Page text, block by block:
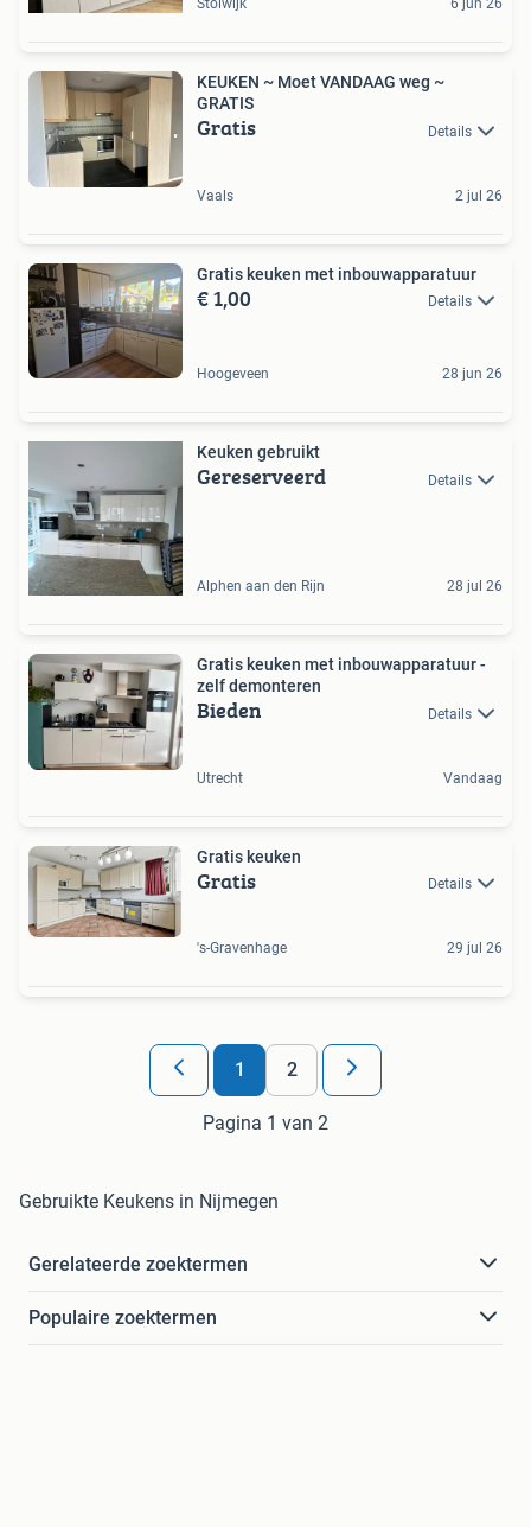
Stolwijk 6 jun 26
KEUKEN ~ Moet VANDAAG weg ~
GRATIS
Gratis Details
Vaals 2 jul 26
Gratis keuken met inbouwapparatuur
€ 1,00 Details
Hoogeveen 28 jun 26
Keuken gebruikt
Gereserveerd Details
Alphen aan den Rijn 28 jul 26
Gratis keuken met inbouwapparatuur -
zelf demonteren
Bieden Details
Utrecht Vandaag
Gratis keuken
Gratis Details
's-Gravenhage 29 jul 26
1 2
Pagina 1 van 2
Gebruikte Keukens in Nijmegen
Gerelateerde zoektermen
Populaire zoektermen